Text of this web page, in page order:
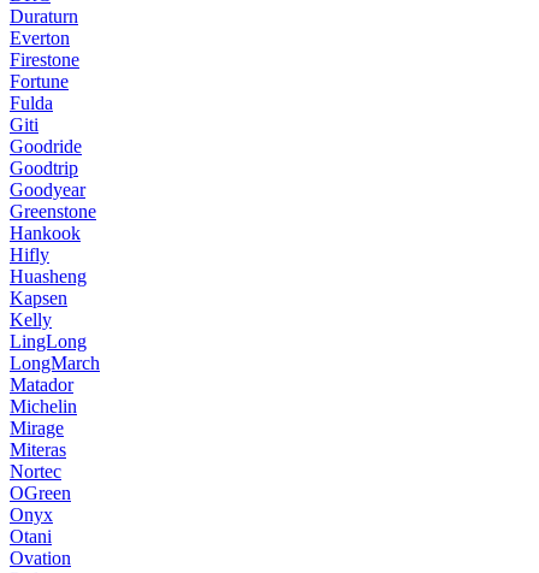
Duraturn
Everton
Firestone
Fortune
Fulda
Giti
Goodride
Goodtrip
Goodyear
Greenstone
Hankook
Hifly
Huasheng
Kapsen
Kelly
LingLong
LongMarch
Matador
Michelin
Mirage
Miteras
Nortec
OGreen
Onyx
Otani
Ovation